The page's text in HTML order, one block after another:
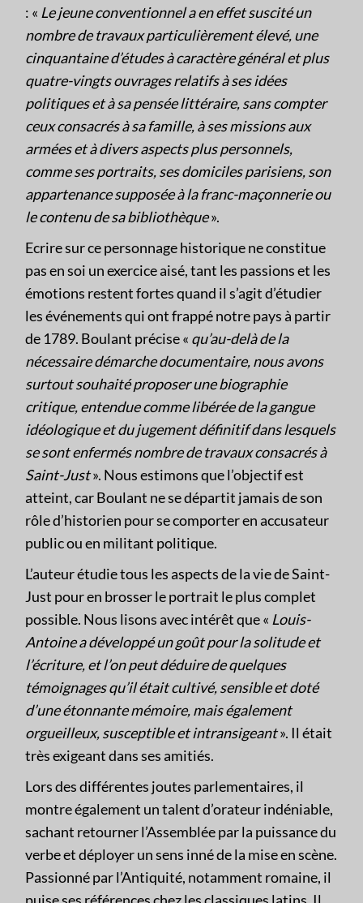
: « Le jeune conventionnel a en effet suscité un
nombre de travaux particulièrement élevé, une
cinquantaine d’études à caractère général et plus
quatre-vingts ouvrages relatifs à ses idées
politiques et à sa pensée littéraire, sans compter
ceux consacrés à sa famille, à ses missions aux
armées et à divers aspects plus personnels,
comme ses portraits, ses domiciles parisiens, son
appartenance supposée à la franc-maçonnerie ou
le contenu de sa bibliothèque».
Ecrire sur ce personnage historique ne constitue
pas en soi un exercice aisé, tant les passions et les
émotions restent fortes quand il s’agit d’étudier
les événements qui ont frappé notre pays à partir
de 1789. Boulant précise « qu’au-delà de la
nécessaire démarche documentaire, nous avons
surtout souhaité proposer une biographie
critique, entendue comme libérée de la gangue
idéologique et du jugement définitif dans lesquels
se sont enfermés nombre de travaux consacrés à
Saint-Just». Nous estimons que l’objectif est
atteint, car Boulant ne se départit jamais de son
rôle d’historien pour se comporter en accusateur
public ou en militant politique.
L’auteur étudie tous les aspects de la vie de Saint-
Just pour en brosser le portrait le plus complet
possible. Nous lisons avec intérêt que « Louis-
Antoine a développé un goût pour la solitude et
l’écriture, et l’on peut déduire de quelques
témoignages qu’il était cultivé, sensible et doté
d’une étonnante mémoire, mais également
orgueilleux, susceptible et intransigeant». Il était
très exigeant dans ses amitiés.
Lors des différentes joutes parlementaires, il
montre également un talent d’orateur indéniable,
sachant retourner l’Assemblée par la puissance du
verbe et déployer un sens inné de la mise en scène.
Passionné par l’Antiquité, notamment romaine, il